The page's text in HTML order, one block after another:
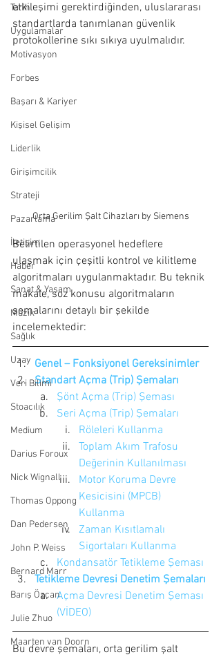
Tarih
Uygulamalar
Motivasyon
Forbes
Başarı & Kariyer
Kişisel Gelişim
Liderlik
Girişimcilik
Strateji
Pazarlama
İletişim
Haber
Sanat & Yaşam
Müzik
Sağlık
Uzay
Veri Bilimi
Stoacılık
Medium
Darius Foroux
Nick Wignall
Thomas Oppong
Dan Pedersen
John P. Weiss
Bernard Marr
Barış Özcan
Julie Zhuo
Maarten van Doorn
etkileşimi gerektirdiğinden, uluslararası
standartlarda tanımlanan güvenlik
protokollerine sıkı sıkıya uyulmalıdır.
Orta Gerilim Şalt Cihazları by Siemens
Belirtilen operasyonel hedeflere
ulaşmak için çeşitli kontrol ve kilitleme
algoritmaları uygulanmaktadır. Bu teknik
makale, söz konusu algoritmaların
şemalarını detaylı bir şekilde
incelemektedir:
Genel – Fonksiyonel Gereksinimler
Standart Açma (Trip) Şemaları
Şönt Açma (Trip) Şeması
Seri Açma (Trip) Şemaları
Röleleri Kullanma
Toplam Akım Trafosu
Değerinin Kullanılması
Motor Koruma Devre
Kesicisini (MPCB)
Kullanma
Zaman Kısıtlamalı
Sigortaları Kullanma
Kondansatör Tetikleme Şeması
Tetikleme Devresi Denetim Şemaları
Açma Devresi Denetim Şeması
(VİDEO)
Bu devre şemaları, orta gerilim şalt